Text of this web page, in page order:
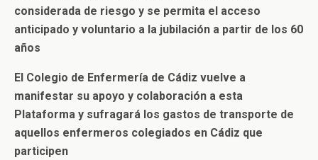
considerada de riesgo y se permita el acceso
anticipado y voluntario a la jubilación a partir de los 60
años
El Colegio de Enfermería de Cádiz vuelve a
manifestar su apoyo y colaboración a esta
Plataforma y sufragará los gastos de transporte de
aquellos enfermeros colegiados en Cádiz que
participen